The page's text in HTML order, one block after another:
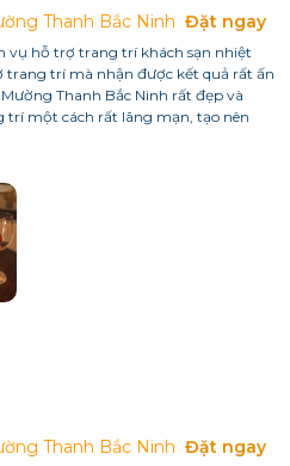
Thanh Bắc Ninh Đặt ngay
vụ hỗ trợ trang trí khách sạn nhiệt
trang trí mà nhận được kết quả rất ấn
Thanh Bắc Ninh rất đẹp và
một cách rất lãng mạn, tạo nên
Thanh Bắc Ninh Đặt ngay